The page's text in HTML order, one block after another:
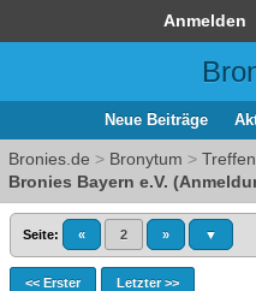
Anmelden
Neue Beiträge
Bronies.de > Bronytum > Treffen
Bronies Bayern e.V.
Seite: « 2 » ▼
<< Erster Letzter >>